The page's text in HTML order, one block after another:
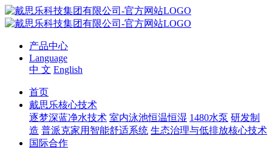
产品中心
Language
中 文 English
首页
戴思乐核心技术
逐梦深蓝净水技术 室内泳池恒温恒湿 1480水泵 研发制
造 普派克家用智能舒适系统 生态治理与低排放核心技术
国际合作